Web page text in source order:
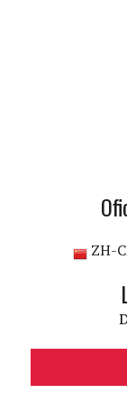
ZH-